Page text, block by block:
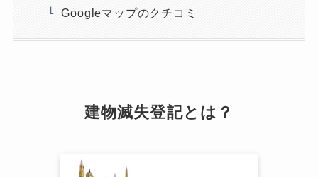
Googleマップのクチコミ
建物滅失登記とは？